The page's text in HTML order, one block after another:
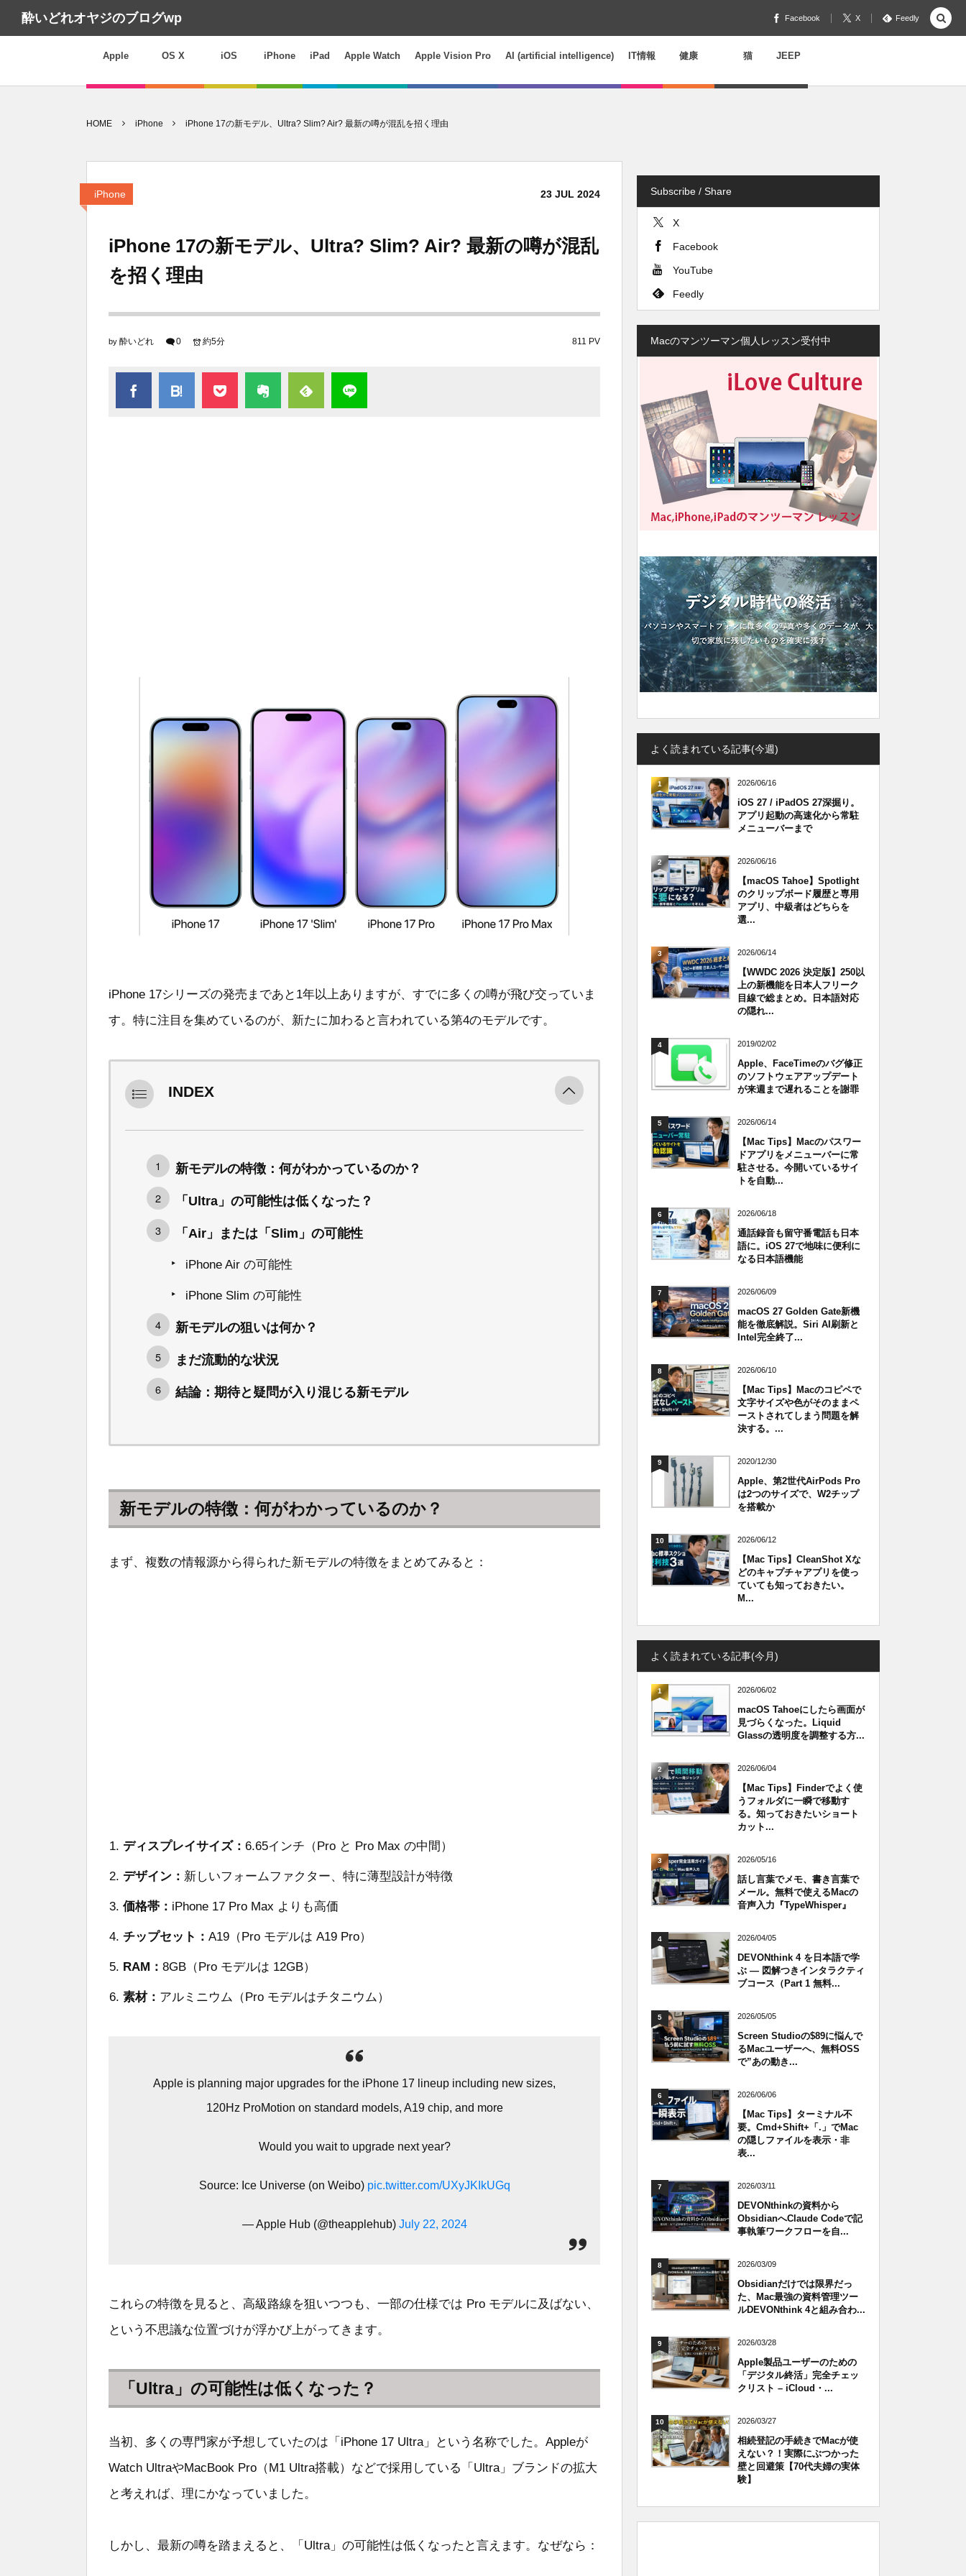
酔いどれオヤジのブログwp Facebook X Feedly
Apple OS X iOS iPhone iPad Apple Watch Apple Vision Pro AI (artificial intelligence) IT情報 健康 猫 JEEP
HOME iPhone iPhone 17の新モデル、Ultra? Slim? Air? 最新の噂が混乱を招く理由
iPhone 23 JUL 2024
iPhone 17の新モデル、Ultra? Slim? Air? 最新の噂が混乱
を招く理由
by 酔いどれ 0 811 PV
約5分
iPhone 17シリーズの発売まであと1年以上ありますが、すでに多くの噂が飛び交っていま
す。特に注目を集めているのが、新たに加わると言われている第4のモデルです。
INDEX
新モデルの特徴：何がわかっているのか？
「Ultra」の可能性は低くなった？
「Air」または「Slim」の可能性
iPhone Air の可能性
iPhone Slim の可能性
新モデルの狙いは何か？
まだ流動的な状況
結論：期待と疑問が入り混じる新モデル
新モデルの特徴：何がわかっているのか？
まず、複数の情報源から得られた新モデルの特徴をまとめてみると：
ディスプレイサイズ： 6.65インチ（Pro と Pro Max の中間）
デザイン： 新しいフォームファクター、特に薄型設計が特徴
価格帯： iPhone 17 Pro Max よりも高価
チップセット： A19（Pro モデルは A19 Pro）
RAM： 8GB（Pro モデルは 12GB）
素材： アルミニウム（Pro モデルはチタニウム）
Apple is planning major upgrades for the iPhone 17 lineup including new sizes,
120Hz ProMotion on standard models, A19 chip, and more
Would you wait to upgrade next year?
Source: Ice Universe (on Weibo) pic.twitter.com/UXyJKIkUGq
— Apple Hub (@theapplehub) July 22, 2024
これらの特徴を見ると、高級路線を狙いつつも、一部の仕様では Pro モデルに及ばない、
という不思議な位置づけが浮かび上がってきます。
「Ultra」の可能性は低くなった？
当初、多くの専門家が予想していたのは「iPhone 17 Ultra」という名称でした。Appleが
Watch UltraやMacBook Pro（M1 Ultra搭載）などで採用している「Ultra」ブランドの拡大
と考えれば、理にかなっていました。
しかし、最新の噂を踏まえると、「Ultra」の可能性は低くなったと言えます。なぜなら：
Subscribe / Share
X
Facebook
YouTube
Feedly
Macのマンツーマン個人レッスン受付中
よく読まれている記事(今週)
1 2026/06/16
iOS 27 / iPadOS 27深掘り。
アプリ起動の高速化から常駐
メニューバーまで
2 2026/06/16
【macOS Tahoe】Spotlight
のクリップボード履歴と専用
アプリ、中級者はどちらを
選...
3 2026/06/14
【WWDC 2026 決定版】250以
上の新機能を日本人フリーク
目線で総まとめ。日本語対応
の隠れ...
4 2019/02/02
Apple、FaceTimeのバグ修正
のソフトウェアアップデート
が来週まで遅れることを謝罪
5 2026/06/14
【Mac Tips】Macのパスワー
ドアプリをメニューバーに常
駐させる。今開いているサイ
トを自動...
6 2026/06/18
通話録音も留守番電話も日本
語に。iOS 27で地味に便利に
なる日本語機能
7 2026/06/09
macOS 27 Golden Gate新機
能を徹底解説。Siri AI刷新と
Intel完全終了...
8 2026/06/10
【Mac Tips】Macのコピペで
文字サイズや色がそのままペ
ーストされてしまう問題を解
決する。...
9 2020/12/30
Apple、第2世代AirPods Pro
は2つのサイズで、W2チップ
を搭載か
10 2026/06/12
【Mac Tips】CleanShot Xな
どのキャプチャアプリを使っ
ていても知っておきたい。
M...
よく読まれている記事(今月)
1 2026/06/02
macOS Tahoeにしたら画面が
見づらくなった。Liquid
Glassの透明度を調整する方...
2 2026/06/04
【Mac Tips】Finderでよく使
うフォルダに一瞬で移動す
る。知っておきたいショート
カット...
3 2026/05/16
話し言葉でメモ、書き言葉で
メール。無料で使えるMacの
音声入力『TypeWhisper』
4 2026/04/05
DEVONthink 4 を日本語で学
ぶ — 図解つきインタラクティ
ブコース（Part 1 無料...
5 2026/05/05
Screen Studioの$89に悩んで
るMacユーザーへ、無料OSS
で”あの動き...
6 2026/06/06
【Mac Tips】ターミナル不
要。Cmd+Shift+「.」でMac
の隠しファイルを表示・非
表...
7 2026/03/11
DEVONthinkの資料から
ObsidianへClaude Codeで記
事執筆ワークフローを自...
8 2026/03/09
Obsidianだけでは限界だっ
た、Mac最強の資料管理ツー
ルDEVONthink 4と組み合わ...
9 2026/03/28
Apple製品ユーザーのための
「デジタル終活」完全チェッ
クリスト – iCloud・...
10 2026/03/27
相続登記の手続きでMacが使
えない？！実際にぶつかった
壁と回避策【70代夫婦の実体
験】